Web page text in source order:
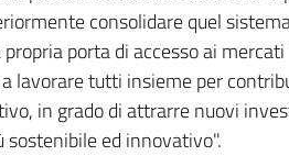
consolidare quel
porta di accesso ai
lavorare tutti insieme per
in grado di attrarre nuovi
sostenibile ed innovativo".